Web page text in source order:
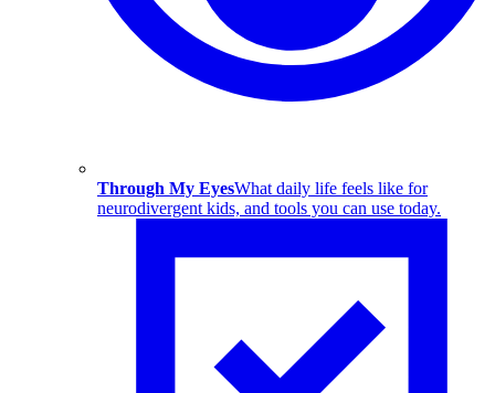
Through My EyesWhat daily life feels like for
neurodivergent kids, and tools you can use today.